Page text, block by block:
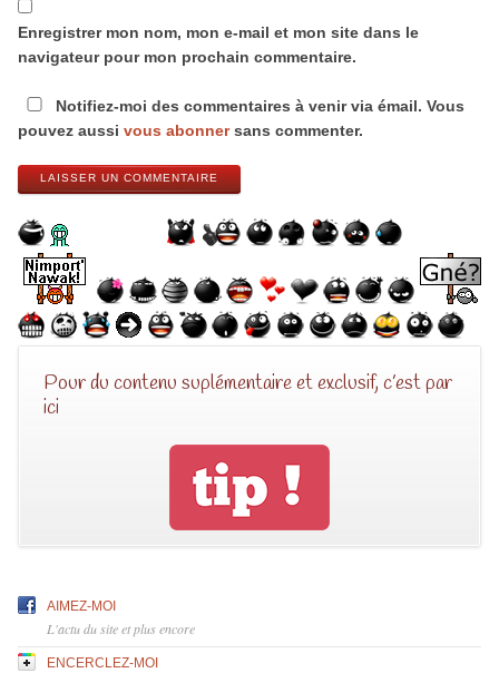
Enregistrer mon nom, mon e-mail et mon site dans le
navigateur pour mon prochain commentaire.
Notifiez-moi des commentaires à venir via émail. Vous
pouvez aussi vous abonnersans commenter.
LAISSER UN COMMENTAIRE
Pour du contenu suplémentaire et exclusif, c’est par
ici
AIMEZ-MOI
L'actu du site et plus encore
ENCERCLEZ-MOI